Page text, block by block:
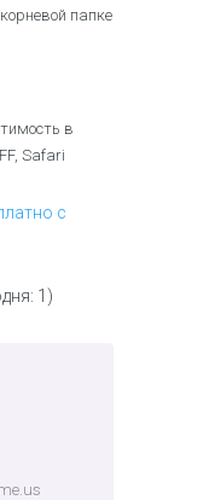
папке
в
Safari
с
1)